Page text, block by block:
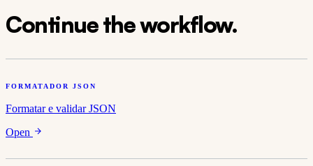
Continue the workflow.
FORMATADOR JSON
Formatar e validar JSON
Open